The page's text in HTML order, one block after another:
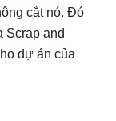
cắt nó. Đó
Scrap and
dự án của